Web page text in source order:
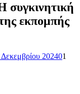
εκπομπής
Δεκεμβρίου 202401